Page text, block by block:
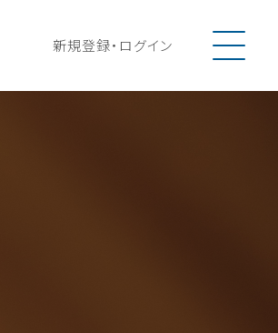
新規登録・ ログイン